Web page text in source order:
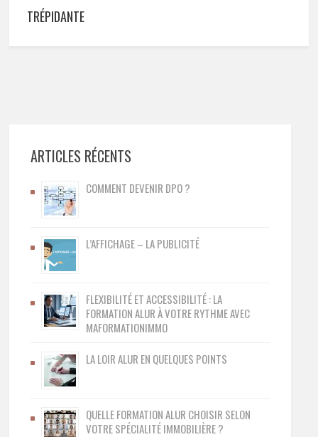
TRÉPIDANTE
ARTICLES RÉCENTS
COMMENT DEVENIR DPO ?
L’AFFICHAGE – LA PUBLICITÉ
FLEXIBILITÉ ET ACCESSIBILITÉ : LA
FORMATION ALUR À VOTRE RYTHME AVEC
MAFORMATIONIMMO
LA LOIR ALUR EN QUELQUES POINTS
QUELLE FORMATION ALUR CHOISIR SELON
VOTRE SPÉCIALITÉ IMMOBILIÈRE ?